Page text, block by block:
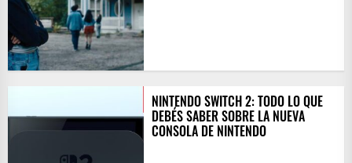
NINTENDO SWITCH 2: TODO LO QUE
DEBÉS SABER SOBRE LA NUEVA
CONSOLA DE NINTENDO